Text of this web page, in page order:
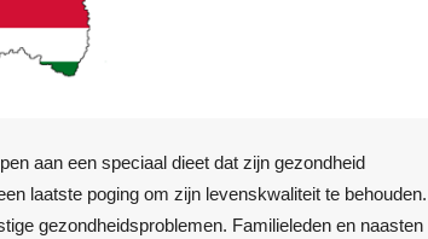
aan een speciaal dieet dat zijn gezondheid
laatste poging om zijn levenskwaliteit te behouden.
gezondheidsproblemen. Familieleden en naasten